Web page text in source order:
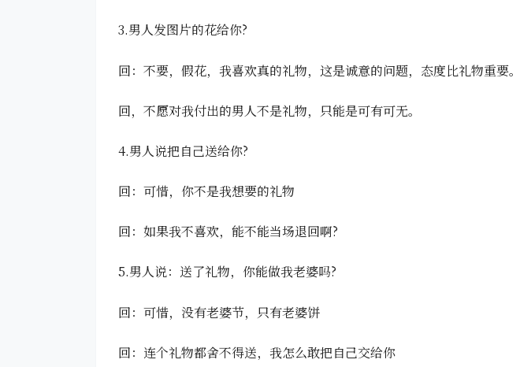
3.男人发图片的花给你?
回：不要，假花，我喜欢真的礼物，这是诚意的问题，态度比礼物重要。
回，不愿对我付出的男人不是礼物，只能是可有可无。
4.男人说把自己送给你?
回：可惜，你不是我想要的礼物
回：如果我不喜欢，能不能当场退回啊?
5.男人说：送了礼物，你能做我老婆吗?
回：可惜，没有老婆节，只有老婆饼
回：连个礼物都舍不得送，我怎么敢把自己交给你